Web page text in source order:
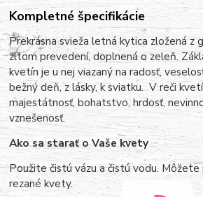
Kompletné špecifikácie
Prekrásna svieža letná kytica zložená z
žltom prevedení, doplnená o zeleň.
kvetín je u nej viazaný na radosť,
bežný deň, z lásky, k sviatku. V reči
majestátnosť, bohatstvo, hrdosť,
vznešenosť.
Ako sa starať o Vaše kvety
Použite čistú vázu a čistú vodu. Môžete
rezané kvety.